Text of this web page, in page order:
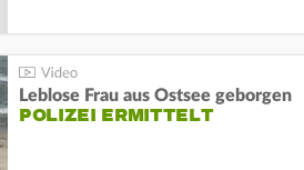
Leblose Frau aus Ostsee geborgen
POLIZEI ERMITTELT